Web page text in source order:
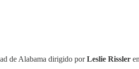
de Alabama dirigido porLeslie Rissler